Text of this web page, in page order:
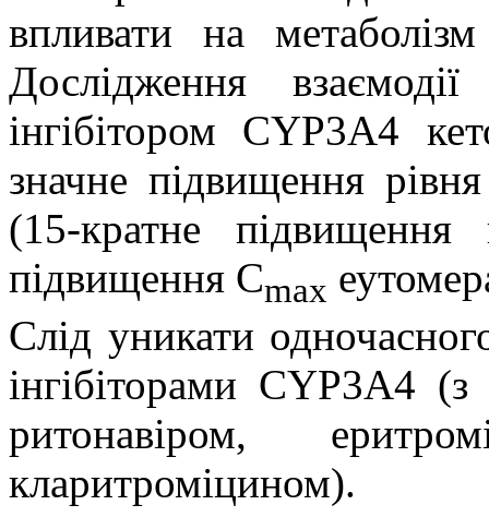
впливати на
Дослідження
інгібітором CYP3A4
значне підвищення
(15-кратне
підвищення Cmax
Слід уникати
інгібіторами CYP3A4 (з
ритонавіром,
кларитроміцином).